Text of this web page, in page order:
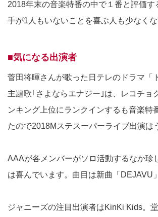
2018年末の音楽特番の中で１番と評価す
手が1人もいないことを喜ぶ人も少なくな
■気になる出演者
菅田将暉さんが歌った日テレのドラマ「
主題歌｢さよならエナジー｣は、レコチョ
ンキング上位にランクインするも音楽特
たので2018Mステスーパーライブ出演は
AAAが各メンバーがソロ活動するなか珍
は喜んでいます。曲目は新曲「DEJAVU
ジャニーズの注目出演者はKinKi Kids。